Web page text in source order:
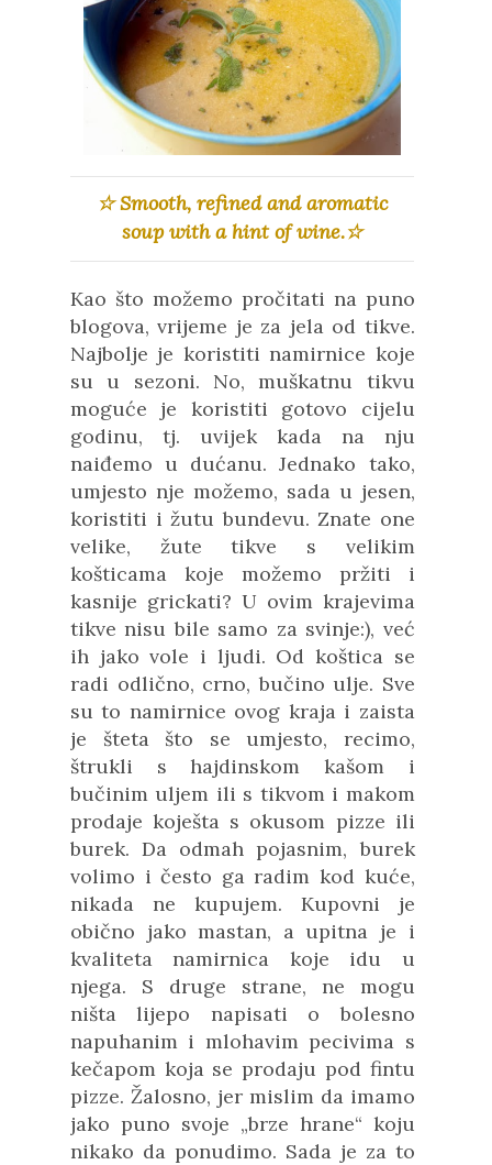
☆ Smooth, refined and aromatic
soup with a hint of wine.☆
Kao što možemo pročitati na puno
blogova, vrijeme je za jela od tikve.
Najbolje je koristiti namirnice koje
su u sezoni. No, muškatnu tikvu
moguće je koristiti gotovo cijelu
godinu, tj. uvijek kada na nju
naiđemo u dućanu. Jednako tako,
umjesto nje možemo, sada u jesen,
koristiti i žutu bundevu. Znate one
velike, žute tikve s velikim
košticama koje možemo pržiti i
kasnije grickati? U ovim krajevima
tikve nisu bile samo za svinje:), već
ih jako vole i ljudi. Od koštica se
radi odlično, crno, bučino ulje. Sve
su to namirnice ovog kraja i zaista
je šteta što se umjesto, recimo,
štrukli s hajdinskom kašom i
bučinim uljem ili s tikvom i makom
prodaje koješta s okusom pizze ili
burek. Da odmah pojasnim, burek
volimo i često ga radim kod kuće,
nikada ne kupujem. Kupovni je
obično jako mastan, a upitna je i
kvaliteta namirnica koje idu u
njega. S druge strane, ne mogu
ništa lijepo napisati o bolesno
napuhanim i mlohavim pecivima s
kečapom koja se prodaju pod fintu
pizze. Žalosno, jer mislim da imamo
jako puno svoje „brze hrane“ koju
nikako da ponudimo. Sada je za to